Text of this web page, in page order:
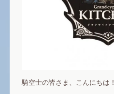
騎空士の皆さま、こんにちは！